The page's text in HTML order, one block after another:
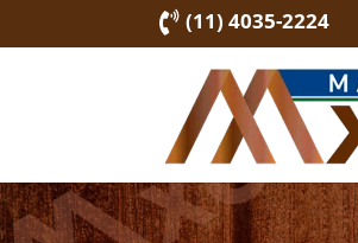
 (11) 4035-2224